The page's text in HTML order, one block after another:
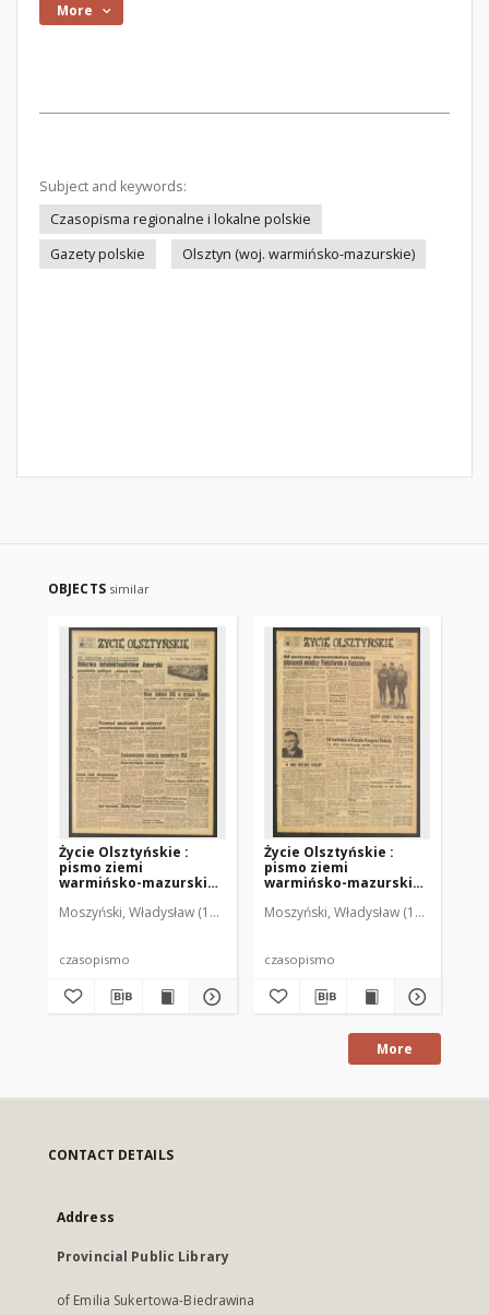
More
Subject and keywords:
Czasopisma regionalne i lokalne polskie
Gazety polskie
Olsztyn (woj. warmińsko-mazurskie)
OBJECTS similar
Życie Olsztyńskie :
pismo ziemi
warmińsko-mazurskiej,
Moszyński, Władysław (1922-2001). Red. Mroczkowski, Włodzimierz
czasopismo
Życie Olsztyńskie :
pismo ziemi
warmińsko-mazurskiej,
Moszyński, Władysław (1922-2001).
czasopismo
More
CONTACT DETAILS
Address
Provincial Public Library
of Emilia Sukertowa-Biedrawina